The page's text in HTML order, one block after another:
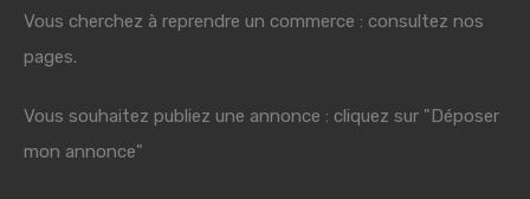
Vous cherchez à reprendre un commerce : consultez nos
pages.
Vous souhaitez publiez une annonce : cliquez sur "Déposer
mon annonce"